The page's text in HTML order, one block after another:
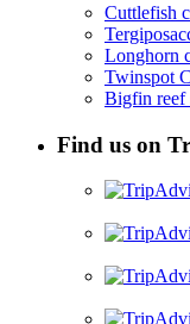
Cuttlefish
Longhorn
Twinspot
Bigfin reef
Find us on